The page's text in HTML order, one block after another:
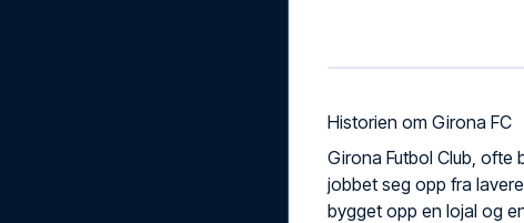
Historien om Girona FC
Girona Futbol Club, ofte
jobbet seg opp fra
bygget opp en lojal og